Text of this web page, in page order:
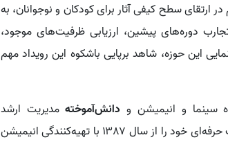
در ارتقای سطح کیفی آثار برای کودکان و نوجوانان، به
دوره‌های پیشین، ارزیابی ظرفیت‌های موجود،
این حوزه، شاهد برپایی باشکوه این رویداد مهم
سینما و انیمیشن و دانش‌آموختهمدیریت ارشد
کسب‌وکار در صنایع فرهنگی و رشته اقتصاد است. او فعالیت حرفه‌ای خود را از سال ۱۳۸۷ با تهیه‌کنندگی انیمیشن